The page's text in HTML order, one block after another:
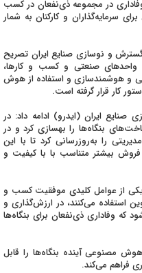
در مجموعه ذی‌نفعان در کسب
سرمایه‌گذاران و کارکنان به شمار
و نوسازی صنایع ایران تصریح
واحدهای صنعتی و کسب و کارها،
و هوشمندسازی و استفاده از هوش
کار قرار گرفته است.
ایران (ایدرو) ادامه داد: در
بنگاه‌ها را بهسازی کرد و در
را به‌روزرسانی کرد تا با این
بیشتر متناسب با با کیفیت و
یکی از عوامل کلیدی موفقیت کسب و
استفاده می‌کنند، در ارزش‌گذاری و
که وفاداری ذی‌نفعان برای بنگاه‌ها
مصنوعی آینده بنگاه‌ها را قابل
فراهم می‌کند.